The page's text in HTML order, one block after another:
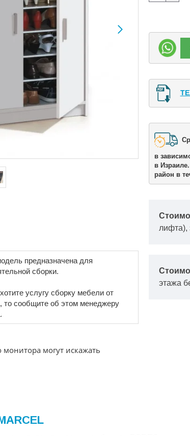
предназначена для
сборки.
услугу сборку мебели от
то сообщите об этом менеджеру
могут искажать
в
в
район в
лифта),
этажа